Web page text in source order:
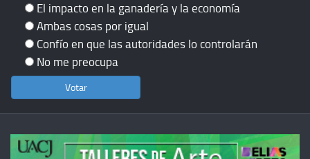
El impacto en la ganadería y la economía
Ambas cosas por igual
Confío en que las autoridades lo controlarán
No me preocupa